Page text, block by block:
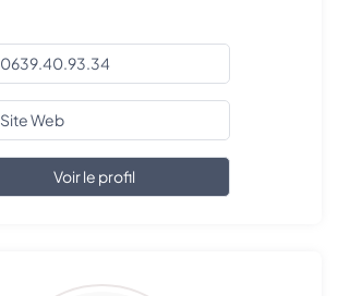
0639.40.93.34
Site Web
Voir le profil